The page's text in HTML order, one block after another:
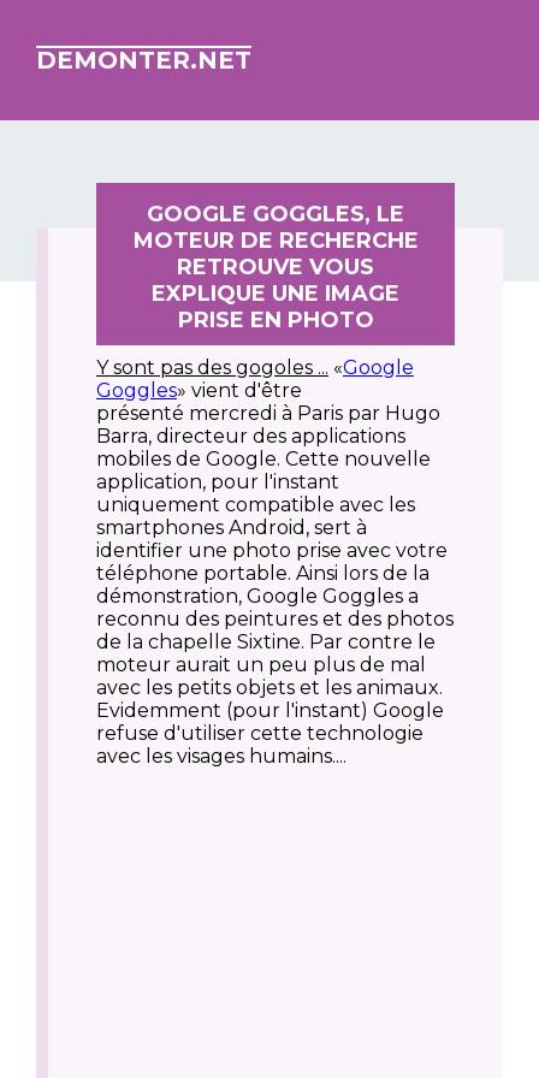
DEMONTER.NET
GOOGLE GOGGLES, LE
MOTEUR DE RECHERCHE
RETROUVE VOUS
EXPLIQUE UNE IMAGE
PRISE EN PHOTO
Y sont pas des gogoles ... «Google
Goggles» vient d'être
présenté mercredi à Paris par Hugo
Barra, directeur des applications
mobiles de Google. Cette nouvelle
application, pour l'instant
uniquement compatible avec les
smartphones Android, sert à
identifier une photo prise avec votre
téléphone portable. Ainsi lors de la
démonstration, Google Goggles a
reconnu des peintures et des photos
de la chapelle Sixtine. Par contre le
moteur aurait un peu plus de mal
avec les petits objets et les animaux.
Evidemment (pour l'instant) Google
refuse d'utiliser cette technologie
avec les visages humains....